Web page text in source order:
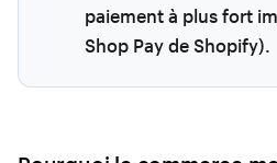
paiement à plus fort
Shop Pay de Shopify).